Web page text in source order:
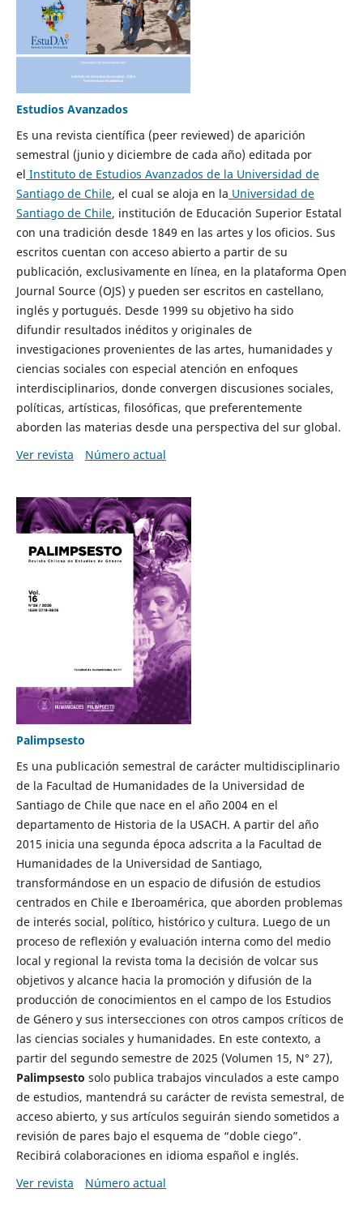
Estudios Avanzados
Es una revista científica (peer reviewed) de aparición
semestral (junio y diciembre de cada año) editada por
el Instituto de Estudios Avanzados de la Universidad de
Santiago de Chile, el cual se aloja en la Universidad de
Santiago de Chile, institución de Educación Superior Estatal
con una tradición desde 1849 en las artes y los oficios. Sus
escritos cuentan con acceso abierto a partir de su
publicación, exclusivamente en línea, en la plataforma Open
Journal Source (OJS) y pueden ser escritos en castellano,
inglés y portugués. Desde 1999 su objetivo ha sido
difundir resultados inéditos y originales de
investigaciones provenientes de las artes, humanidades y
ciencias sociales con especial atención en enfoques
interdisciplinarios, donde convergen discusiones sociales,
políticas, artísticas, filosóficas, que preferentemente
aborden las materias desde una perspectiva del sur global.
Ver revista
Número actual
Palimpsesto
Es una publicación semestral de carácter multidisciplinario
de la Facultad de Humanidades de la Universidad de
Santiago de Chile que nace en el año 2004 en el
departamento de Historia de la USACH. A partir del año
2015 inicia una segunda época adscrita a la Facultad de
Humanidades de la Universidad de Santiago,
transformándose en un espacio de difusión de estudios
centrados en Chile e Iberoamérica, que aborden problemas
de interés social, político, histórico y cultura. Luego de un
proceso de reflexión y evaluación interna como del medio
local y regional la revista toma la decisión de volcar sus
objetivos y alcance hacia la promoción y difusión de la
producción de conocimientos en el campo de los Estudios
de Género y sus intersecciones con otros campos críticos de
las ciencias sociales y humanidades. En este contexto, a
partir del segundo semestre de 2025 (Volumen 15, N° 27),
Palimpsesto solo publica trabajos vinculados a este campo
de estudios, mantendrá su carácter de revista semestral, de
acceso abierto, y sus artículos seguirán siendo sometidos a
revisión de pares bajo el esquema de “doble ciego”.
Recibirá colaboraciones en idioma español e inglés.
Ver revista
Número actual